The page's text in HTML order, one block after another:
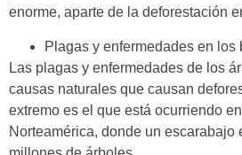
enorme, aparte de la deforestación
Plagas y enfermedades en los
Las plagas y enfermedades de los
causas naturales que causan
extremo es el que está ocurriendo
Norteamérica, donde un escarabajo